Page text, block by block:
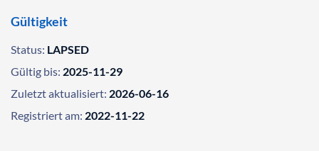
Gültigkeit
Status: LAPSED
Gültig bis: 2025-11-29
Zuletzt aktualisiert: 2026-06-16
Registriert am: 2022-11-22